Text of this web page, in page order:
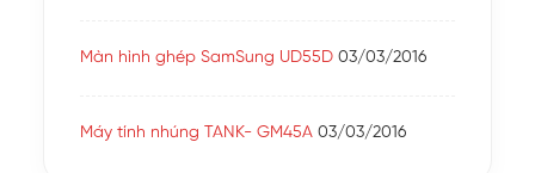
Màn hình ghép SamSung UD55D 03/03/2016
Máy tính nhúng TANK- GM45A 03/03/2016